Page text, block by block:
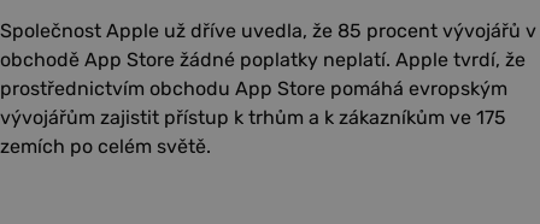
Společnost Apple už dříve uvedla, že 85 procent vývojářů v
obchodě App Store žádné poplatky neplatí. Apple tvrdí, že
prostřednictvím obchodu App Store pomáhá evropským
vývojářům zajistit přístup k trhům a k zákazníkům ve 175
zemích po celém světě.